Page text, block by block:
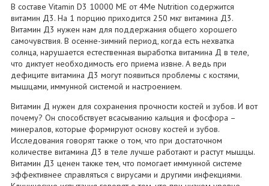
В составе Vitamin D3 10000 МЕ от 4Me Nutrition содержится
витамин Д3. На 1 порцию приходится 250 мкг витамина Д3.
Витамин Д3 нужен нам для поддержания общего хорошего
самочувствия. В осенне-зимний период, когда есть нехватка
солнца, нарушается естественная выработка витамина Д в теле,
что диктует необходимость его приема извне. А ведь при
дефиците витамина Д3 могут появиться проблемы с костями,
мышцами, иммунной системой и настроением.
Витамин Д нужен для сохранения прочности костей и зубов. И вот
почему? Он способствует всасыванию кальция и фосфора –
минералов, которые формируют основу костей и зубов.
Исследования говорят также о том, что при достаточном
количестве витамина Д3 в теле лучше работают и растут мышцы.
Витамин Д3 ценен также тем, что помогает иммунной системе
эффективнее справляться с вирусами и другими инфекциями.